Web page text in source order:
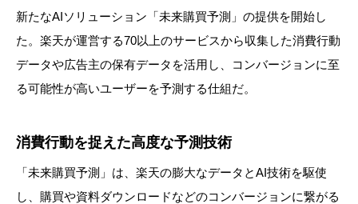
新たなAIソリューション「未来購買予測」の提供を開始し
た。楽天が運営する70以上のサービスから収集した消費行動
データや広告主の保有データを活用し、コンバージョンに至
る可能性が高いユーザーを予測する仕組だ。
消費行動を捉えた高度な予測技術
「未来購買予測」は、楽天の膨大なデータとAI技術を駆使
し、購買や資料ダウンロードなどのコンバージョンに繋がる